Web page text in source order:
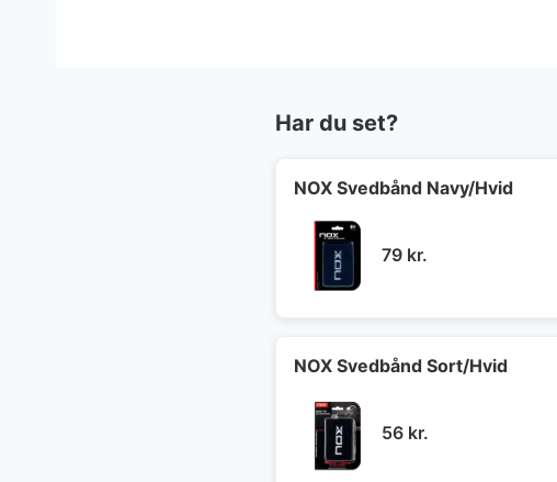
Har du set?
NOX Svedbånd Navy/Hvid
79 kr.
NOX Svedbånd Sort/Hvid
56 kr.